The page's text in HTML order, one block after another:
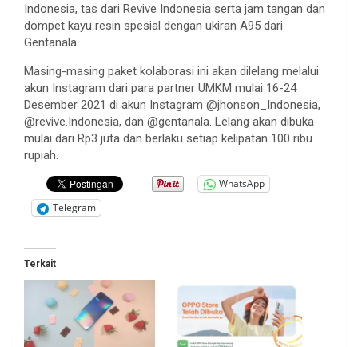
Indonesia, tas dari Revive Indonesia serta jam tangan dan
dompet kayu resin spesial dengan ukiran A95 dari
Gentanala.
Masing-masing paket kolaborasi ini akan dilelang melalui
akun Instagram dari para partner UMKM mulai 16-24
Desember 2021 di akun Instagram @jhonson_Indonesia,
@revive.Indonesia, dan @gentanala. Lelang akan dibuka
mulai dari Rp3 juta dan berlaku setiap kelipatan 100 ribu
rupiah.
WhatsApp
Telegram
Terkait